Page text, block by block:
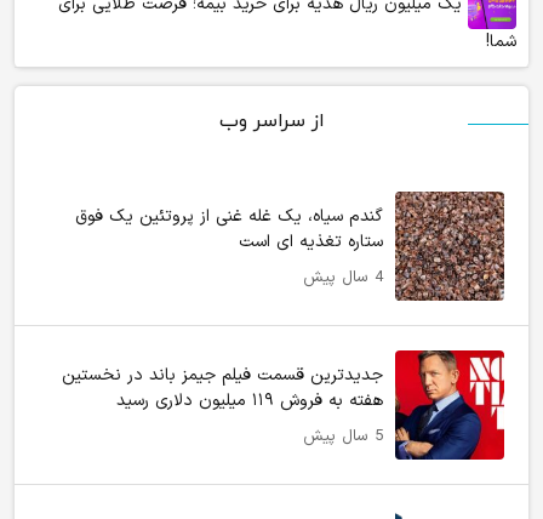
شما!
از سراسر وب
گندم سیاه، یک غله غنی از پروتئین یک فوق
ستاره تغذیه ای است
4 سال پیش
جدیدترین قسمت فیلم جیمز باند در نخستین
هفته به فروش ۱۱۹ میلیون دلاری رسید
5 سال پیش